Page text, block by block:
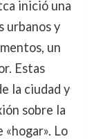
inició una
urbanos y
un
Estas
la ciudad y
sobre la
Lo